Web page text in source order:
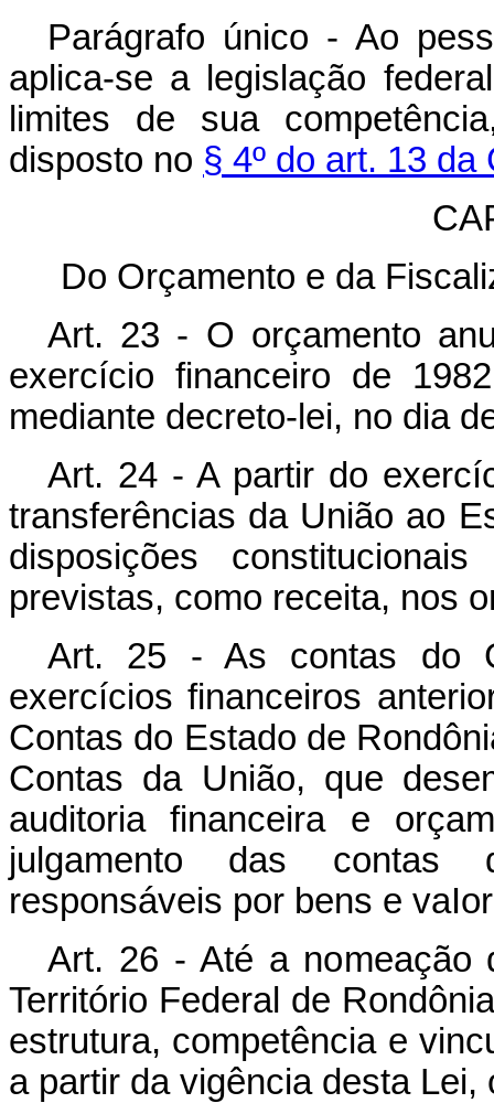
Parágrafo único - Ao
aplica-se a legislação
limites de sua
disposto no § 4º do art. 13
Do Orçamento e da
Art. 23 - O orçamento
exercício financeiro de
mediante decreto-lei, no dia
Art. 24 - A partir do
transferências da União ao
disposições
previstas, como receita, nos
Art. 25 - As contas do
exercícios financeiros
Contas do Estado de
Contas da União, que
auditoria financeira e
julgamento das contas
responsáveis por bens e
Art. 26 - Até a nomeação
Território Federal de
estrutura, competência e
a partir da vigência desta